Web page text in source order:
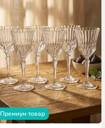
Премиум товар